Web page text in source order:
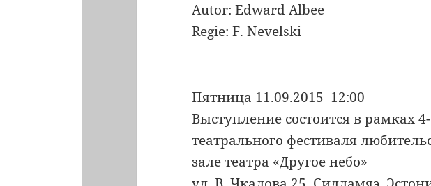
Autor:Edward Albee
Regie: F. Nevelski
Пятница 11.09.2015 12:00
Выступление состоится в рамках
театрального фестиваля
зале театра «Другое небо»